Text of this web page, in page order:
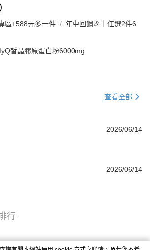
區+588元多一件
年中回饋🎉｜任選2件6
皙晶膠原蛋白粉6000mg
查看全部
2026/06/14
2026/06/14
行